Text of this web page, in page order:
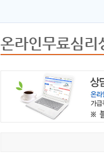
온라인무료심리